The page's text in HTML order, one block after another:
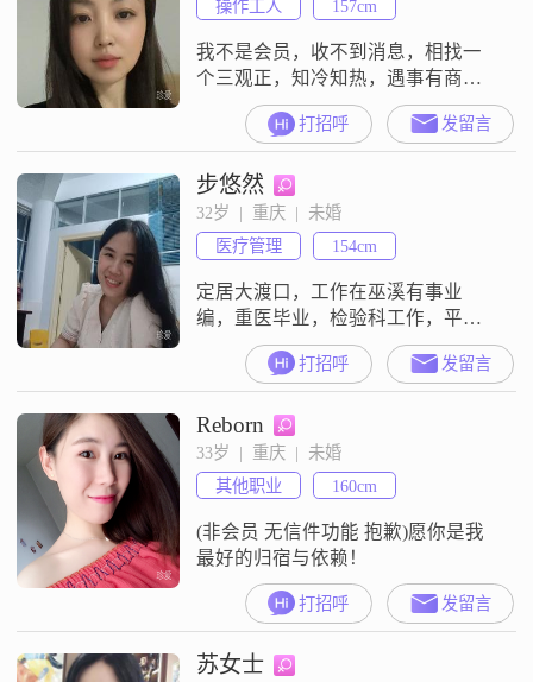
应该真心实意##3002##我还挺幽默
风趣的，喜欢
操作工人
157cm
我不是会员，收不到消息，相找一
个三观正，知冷知热，遇事有商
量，相互扶持，对婚姻家庭负责，
过好一生的人，婚姻需两个人共同
经营，赚钱不光是男人的事，家务
也并非是女人的事，非诚勿扰
打招呼 发留言
步悠然
32岁  |  重庆  |  未婚
医疗管理
154cm
定居大渡口，工作在巫溪有事业
编，重医毕业，检验科工作，平时
喜欢看剧，散步喜欢小动物养了两
只鹦鹉，脾气好善良喜欢素颜，因
圈子小又在区县工作，很难找到合
适的另一半，本人圈子干净奔结婚
而来##3002##
打招呼 发留言
Reborn
33岁  |  重庆  |  未婚
其他职业
160cm
(非会员 无信件功能 抱歉)愿你是我
最好的归宿与依赖！
打招呼 发留言
苏女士